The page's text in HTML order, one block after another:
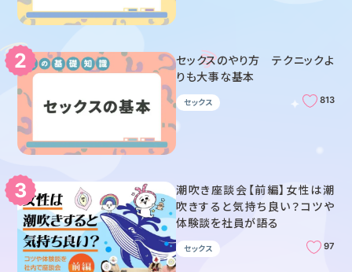
セックスのやり方 テクニックよ
りも大事な基本
セックス 813
潮吹き座談会【前編】女性は潮
吹きすると気持ち良い？コツや
体験談を社員が語る
セックス 97